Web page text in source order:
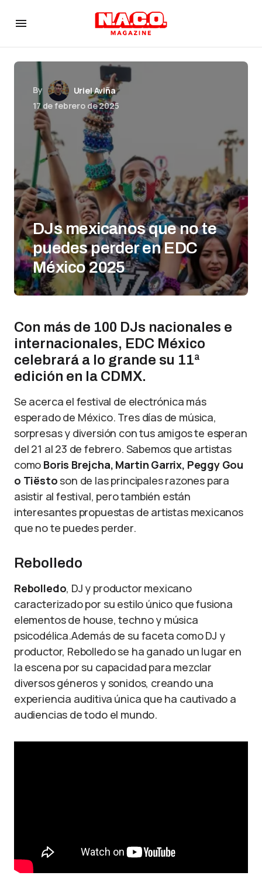
By
Uriel Aviña
17 de febrero de 2025
DJs mexicanos que no te
puedes perder en EDC
México 2025
Con más de 100 DJs nacionales e
internacionales, EDC México
celebrará a lo grande su 11ª
edición en la CDMX.
Se acerca el festival de electrónica más
esperado de México. Tres días de música,
sorpresas y diversión con tus amigos te esperan
del 21 al 23 de febrero. Sabemos que artistas
como Boris Brejcha, Martin Garrix, Peggy Gou
o Tiëstoson de las principales razones para
asistir al festival, pero también están
interesantes propuestas de artistas mexicanos
que no te puedes perder.
Rebolledo
Rebolledo, DJ y productor mexicano
caracterizado por su estilo único que fusiona
elementos de house, techno y música
psicodélica.Además de su faceta como DJ y
productor, Rebolledo se ha ganado un lugar en
la escena por su capacidad para mezclar
diversos géneros y sonidos, creando una
experiencia auditiva única que ha cautivado a
audiencias de todo el mundo.